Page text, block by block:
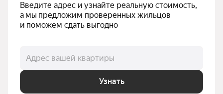
Введите адрес и узнайте реальную стоимость,
а мы предложим проверенных жильцов
и поможем сдать выгодно
Адрес вашей квартиры
Узнать